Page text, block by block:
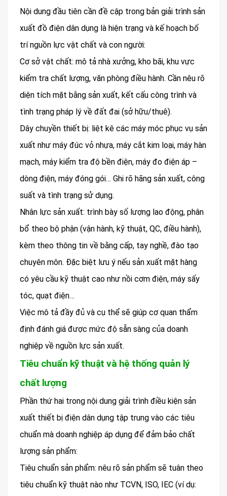
Nội dung đầu tiên cần đề cập trong bản giải trình sản
xuất đồ điện dân dụng là hiện trạng và kế hoạch bố
trí nguồn lực vật chất và con người:
Cơ sở vật chất: mô tả nhà xưởng, kho bãi, khu vực
kiểm tra chất lượng, văn phòng điều hành. Cần nêu rõ
diện tích mặt bằng sản xuất, kết cấu công trình và
tình trạng pháp lý về đất đai (sở hữu/thuê).
Dây chuyền thiết bị: liệt kê các máy móc phục vụ sản
xuất như máy đúc vỏ nhựa, máy cắt kim loại, máy hàn
mạch, máy kiểm tra độ bền điện, máy đo điện áp –
dòng điện, máy đóng gói… Ghi rõ hãng sản xuất, công
suất và tình trạng sử dụng.
Nhân lực sản xuất: trình bày số lượng lao động, phân
bổ theo bộ phận (vận hành, kỹ thuật, QC, điều hành),
kèm theo thông tin về bằng cấp, tay nghề, đào tạo
chuyên môn. Đặc biệt lưu ý nếu sản xuất mặt hàng
có yêu cầu kỹ thuật cao như nồi cơm điện, máy sấy
tóc, quạt điện…
Việc mô tả đầy đủ và cụ thể sẽ giúp cơ quan thẩm
định đánh giá được mức độ sẵn sàng của doanh
nghiệp về nguồn lực sản xuất.
Tiêu chuẩn kỹ thuật và hệ thống quản lý
chất lượng
Phần thứ hai trong nội dung giải trình điều kiện sản
xuất thiết bị điện dân dụng tập trung vào các tiêu
chuẩn mà doanh nghiệp áp dụng để đảm bảo chất
lượng sản phẩm:
Tiêu chuẩn sản phẩm: nêu rõ sản phẩm sẽ tuân theo
tiêu chuẩn kỹ thuật nào như TCVN, ISO, IEC (ví dụ: